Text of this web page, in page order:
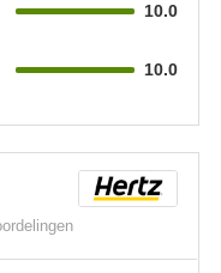
10.0
10.0